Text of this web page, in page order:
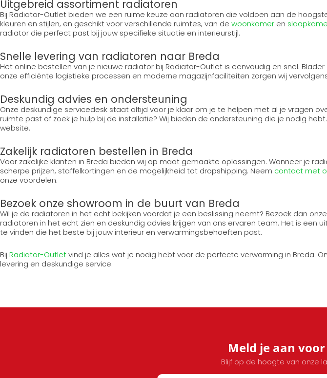
Uitgebreid assortiment radiatoren
Bij Radiator-Outlet bieden we een ruime keuze aan radiatoren die voldoen aan de
kleuren en stijlen, en geschikt voor verschillende ruimtes, van de woonkamer en
radiator die perfect past bij jouw specifieke situatie en interieurstijl.
Snelle levering van radiatoren naar Breda
Het online bestellen van je nieuwe radiator bij Radiator-Outlet is eenvoudig en snel.
onze efficiënte logistieke processen en moderne magazijnfaciliteiten zorgen wij
Deskundig advies en ondersteuning
Onze deskundige servicedesk staat altijd voor je klaar om je te helpen met al je vragen
ruimte past of zoek je hulp bij de installatie? Wij bieden de ondersteuning die je nodig
website.
Zakelijk radiatoren bestellen in Breda
Voor zakelijke klanten in Breda bieden wij op maat gemaakte oplossingen. Wanneer je
scherpe prijzen, staffelkortingen en de mogelijkheid tot dropshipping. Neem contact met
onze voordelen.
Bezoek onze showroom in de buurt van Breda
Wil je de radiatoren in het echt bekijken voordat je een beslissing neemt? Bezoek dan onze
radiatoren in het echt zien en deskundig advies krijgen van ons ervaren team. Het is
te vinden die het beste bij jouw interieur en verwarmingsbehoeften past.
Bij Radiator-Outletvind je alles wat je nodig hebt voor de perfecte verwarming in Breda.
levering en deskundige service.
Meld je aan
Blijf op de hoogte van onze